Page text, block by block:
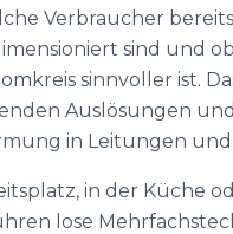
Verbraucher
sind und
sinnvoller ist.
Auslösungen
in Leitungen und
in der Küche
lose